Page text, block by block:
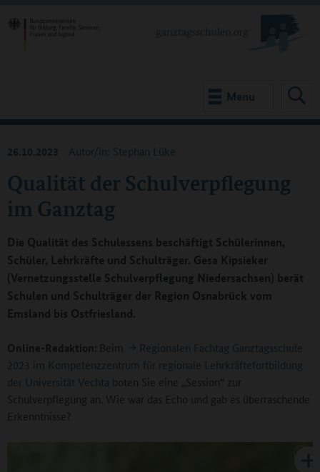
Menu
Qualität der Schulverpflegung
im Ganztag
26.10.2023 Autor/in: Stephan Lüke
Die Qualität des Schulessens beschäftigt Schülerinnen,
Schüler, Lehrkräfte und Schulträger. Gesa Kipsieker
(Vernetzungsstelle Schulverpflegung Niedersachsen) berät
Schulen und Schulträger der Region Osnabrück vom
Emsland bis Ostfriesland.
Online-Redaktion: Beim
Regionalen Fachtag Ganztagsschule
2023 im Kompetenzzentrum für regionale Lehrkräftefortbildung
der Universität Vechta boten Sie eine „Session“ zur
Schulverpflegung an. Wie war das Echo und gab es überraschende
Erkenntnisse?